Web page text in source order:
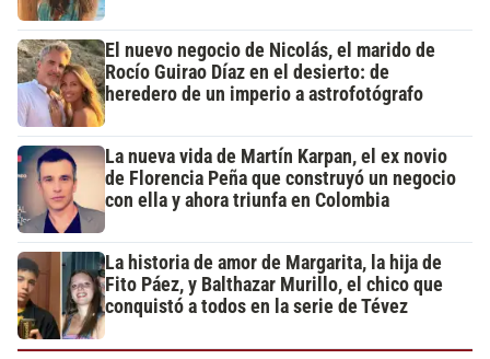
El nuevo negocio de Nicolás, el marido de
Rocío Guirao Díaz en el desierto: de
heredero de un imperio a astrofotógrafo
La nueva vida de Martín Karpan, el ex novio
de Florencia Peña que construyó un negocio
con ella y ahora triunfa en Colombia
La historia de amor de Margarita, la hija de
Fito Páez, y Balthazar Murillo, el chico que
conquistó a todos en la serie de Tévez